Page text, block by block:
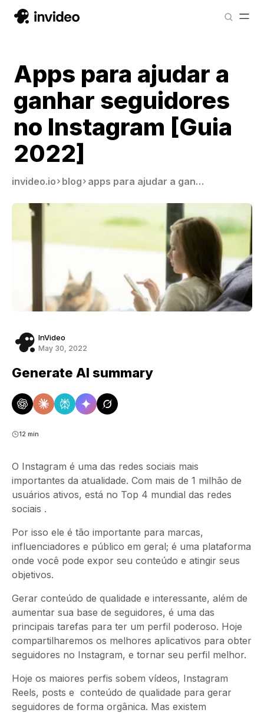
Apps para ajudar a
ganhar seguidores
no Instagram [Guia
2022]
invideo.io blog apps para ajudar a ganhar seguidores no instagram guia 2022
InVideo
May 30, 2022
Generate AI summary
12 min
O Instagram é uma das redes sociais mais
importantes da atualidade. Com mais de 1 milhão de
usuários ativos, está no Top 4 mundial das redes
sociais .
Por isso ele é tão importante para marcas,
influenciadores e público em geral; é uma plataforma
onde você pode expor seu conteúdo e atingir seus
objetivos.
Gerar conteúdo de qualidade e interessante, além de
aumentar sua base de seguidores, é uma das
principais tarefas para ter um perfil poderoso. Hoje
compartilharemos os melhores aplicativos para obter
seguidores no Instagram, e tornar seu perfil melhor.
Hoje os maiores perfis sobem vídeos, Instagram
Reels, posts e conteúdo de qualidade para gerar
seguidores de forma orgânica. Mas existem